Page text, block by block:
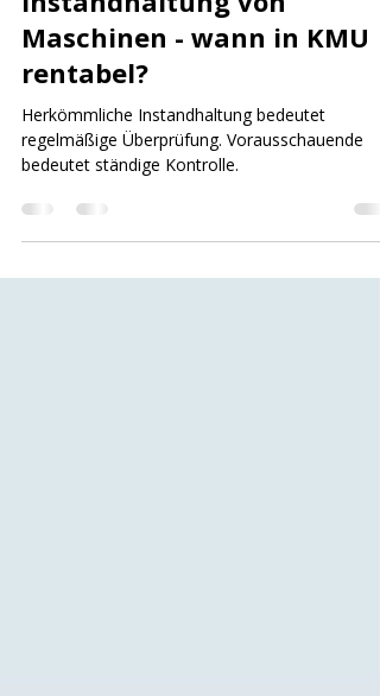
Vorausschauende
Instandhaltung von
Maschinen - wann in KMU
rentabel?
Herkömmliche Instandhaltung bedeutet
bedeutet ständige Kontrolle.